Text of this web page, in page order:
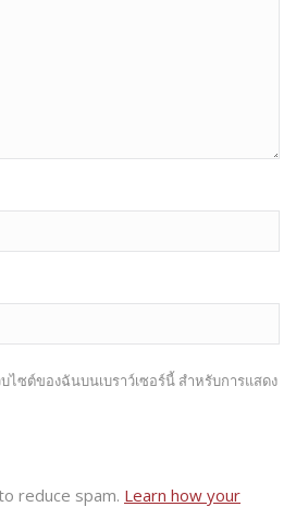
ไซต์ของฉันบนเบราว์เซอร์นี้ สำหรับการแสดง
reduce spam. Learn how your